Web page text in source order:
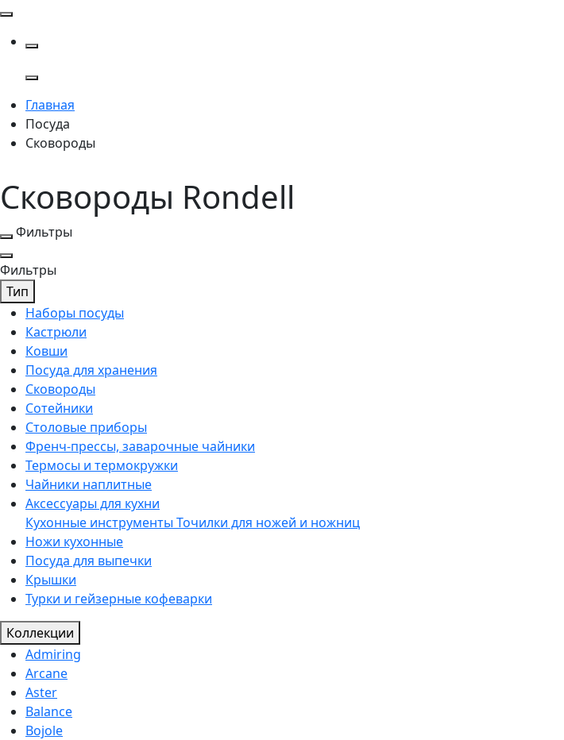
Главная
Посуда
Сковороды
Сковороды Rondell
Фильтры
Фильтры
Тип
Наборы посуды
Кастрюли
Ковши
Посуда для хранения
Сковороды
Сотейники
Столовые приборы
Френч-прессы, заварочные чайники
Термосы и термокружки
Чайники наплитные
Аксессуары для кухни
Кухонные инструменты Точилки для ножей и ножниц
Ножи кухонные
Посуда для выпечки
Крышки
Турки и гейзерные кофеварки
Коллекции
Admiring
Arcane
Aster
Balance
Bojole